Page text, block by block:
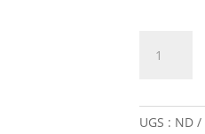
p'tits
UGS : ND